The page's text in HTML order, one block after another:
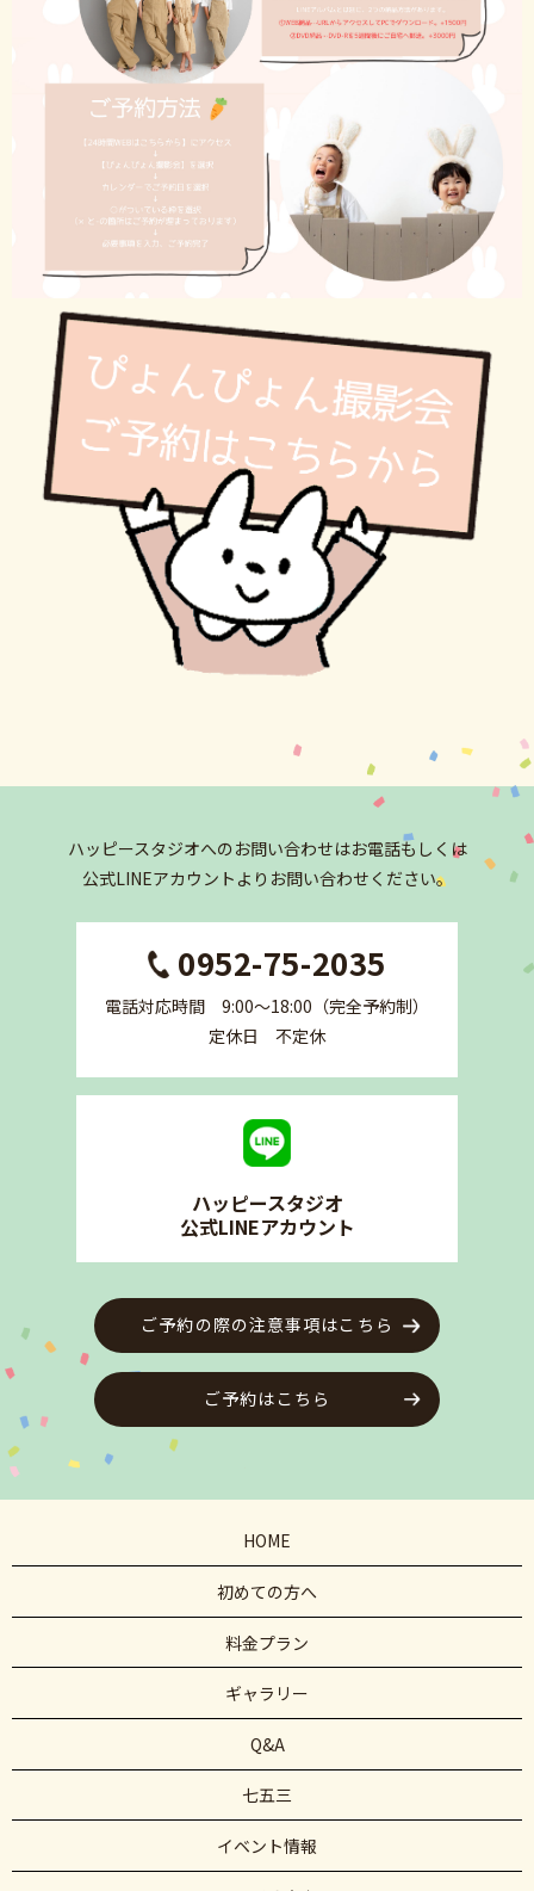
ハッピースタジオへの お問い合わせはお電話もしくは
公式LINEアカウントより お問い合わせください。
0952-75-2035
電話対応時間 9:00〜18:00（完全予約制）
定休日 不定休
ハッピースタジオ
公式LINEアカウント
ご予約の際の注意事項はこちら
ご予約はこちら
HOME
初めての方へ
料金プラン
ギャラリー
Q&A
七五三
イベント情報